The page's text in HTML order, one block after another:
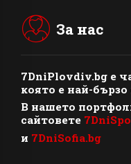
За нас
7DniPlovdiv.bg e
която е най-бързо
В нашето
сайтовете
и 7DniSofia.bg